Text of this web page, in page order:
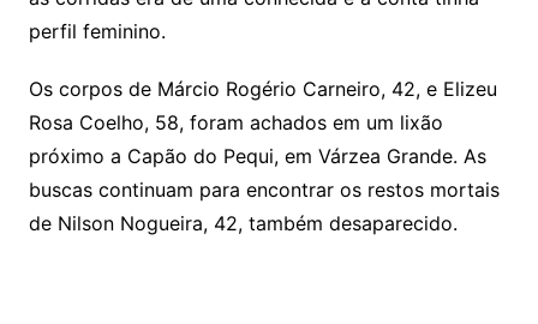
perfil feminino.
Os corpos de Márcio Rogério Carneiro, 42, e Elizeu
Rosa Coelho, 58, foram achados em um lixão
próximo a Capão do Pequi, em Várzea Grande. As
buscas continuam para encontrar os restos mortais
de Nilson Nogueira, 42, também desaparecido.